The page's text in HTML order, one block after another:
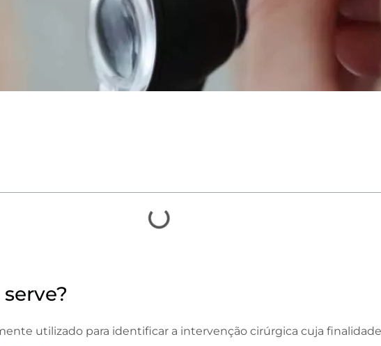
utilizado para identificar a intervenção cirúrgica cuja